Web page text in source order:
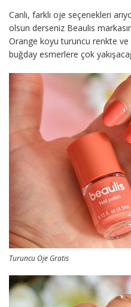
Canlı, farklı oje seçenekleri
olsun derseniz Beaulis
Orange koyu turuncu renkte
buğday esmerlere çok
Turuncu Oje Gratis